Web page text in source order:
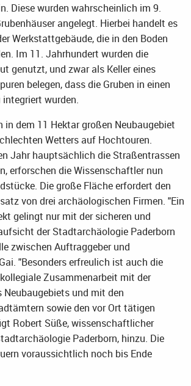
Diese wurden wahrscheinlich im 9.
angelegt. Hierbei handelt es
Werkstattgebäude, die in den Boden
Im 11. Jahrhundert wurden die
genutzt, und zwar als Keller eines
belegen, dass die Gruben in einen
wurden.
in dem 11 Hektar großen Neubaugebiet
Wetters auf Hochtouren.
Jahr hauptsächlich die Straßentrassen
erforschen die Wissenschaftler nun
Die große Fläche erfordert den
von drei archäologischen Firmen. "Ein
gelingt nur mit der sicheren und
der Stadtarchäologie Paderborn
zwischen Auftraggeber und
"Besonders erfreulich ist auch die
Zusammenarbeit mit der
Neubaugebiets und mit den
sowie den vor Ort tätigen
Robert Süße, wissenschaftlicher
Paderborn, hinzu. Die
voraussichtlich noch bis Ende